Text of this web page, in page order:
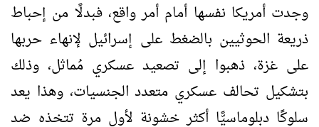
وجدت أمريكا نفسها أمام أمر واقع، فبدلًا من إحباط
ذريعة الحوثيين بالضغط على إسرائيل لإنهاء حربها
على غزة، ذهبوا إلى تصعيد عسكري مُماثل، وذلك
بتشكيل تحالف عسكري متعدد الجنسيات، وهذا يعد
سلوكًا دبلوماسيًّا أكثر خشونة لأول مرة تتخذه ضد